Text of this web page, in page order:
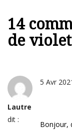
14
de
Lautre
dit :
5 Avr
Bonjour,